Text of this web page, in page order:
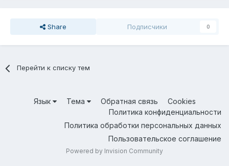
Share Подписчики 0
Перейти к списку тем
Язык Тема Обратная связь
Cookies
Политика конфиденциальности
Политика обработки персональных данных
Пользовательское соглашение
Powered by Invision Community